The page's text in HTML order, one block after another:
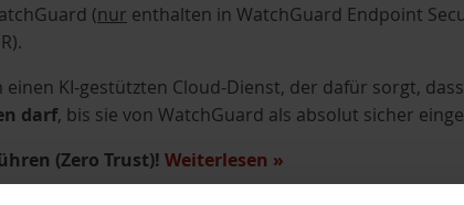
(nur enthalten in WatchGuard Endpoint
einen KI-gestützten Cloud-Dienst, der dafür sorgt, dass
darf, bis sie von WatchGuard als absolut sicher
(Zero Trust)! Weiterlesen »